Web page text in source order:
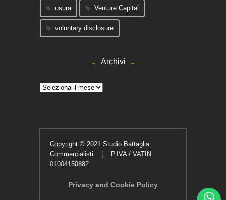
usura Venture Capital
voluntary disclosure
Archivi
Archivi
Copyright © 2021 Studio Battaglia
Commercialisti | P.IVA / VATIN
01004150882
Privacy and Cookie Policy